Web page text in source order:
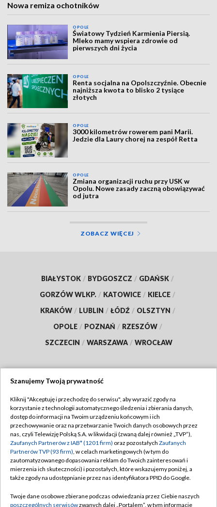
Nowa remiza ochotników
OPOLE
Światowy Tydzień Karmienia Piersią.
Mleko mamy wspiera zdrowie od
pierwszych dni życia
OPOLE
Renta socjalna na Opolszczyźnie. Obecnie
najniższa kwota to blisko 2 tysiące
złotych
OPOLE
3000 kilometrów rowerem pani Marii.
Jedzie dla Laury chorej na zespół Retta
OPOLE
Zmiana organizacji ruchu przy USK w
Opolu. Nowe zasady zaczną obowiązywać
od jutra
ZOBACZ WIĘCEJ
BIAŁYSTOK / BYDGOSZCZ / GDAŃSK /
GORZÓW WLKP. / KATOWICE / KIELCE /
KRAKÓW / LUBLIN / ŁÓDŹ / OLSZTYN /
OPOLE / POZNAŃ / RZESZÓW /
SZCZECIN / WARSZAWA / WROCŁAW
TVP
Abonament TVP
Emisja w TVP
Centrum informacji TVP
Naziemna Telewizja Cyfrowa
Rada Programowa
Regulamin TVP
Polityka prywatności
Moje zgody
Pomoc
Szanujemy Twoją prywatność
Kliknij "Akceptuję i przechodzę do serwisu", aby wyrazić zgody na
korzystanie z technologii automatycznego śledzenia i zbierania danych,
dostęp do informacji na Twoim urządzeniu końcowym i ich
przechowywanie oraz na przetwarzanie Twoich danych osobowych przez
nas, czyli Telewizję Polską S.A. w likwidacji (zwaną dalej również „TVP”),
Zaufanych Partnerów z IAB* (1201 firm) oraz pozostałych Zaufanych
Partnerów TVP (93 firm), w celach marketingowych (w tym do
zautomatyzowanego dopasowania reklam do Twoich zainteresowań i
mierzenia ich skuteczności) i pozostałych, które wskazujemy poniżej, a
także zgody na udostępnianie przez nas identyfikatora PPID do Google.
Twoje dane osobowe zbierane podczas odwiedzania przez Ciebie naszych
poszczególnych serwisówzwanych dalej „Portalem”, w tym informacje